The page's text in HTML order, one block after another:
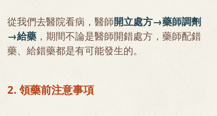
從我們去醫院看病，醫師開立處方→藥師調劑
→給藥 ，期間不論是醫師開錯處方，藥師配錯
藥、給錯藥都是有可能發生的。
2. 領藥前注意事項